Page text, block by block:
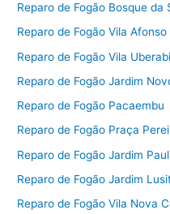
Reparo de Fogão Bosque da
Reparo de Fogão Vila Afonso
Reparo de Fogão Vila
Reparo de Fogão Jardim
Reparo de Fogão Pacaembu
Reparo de Fogão Praça
Reparo de Fogão Jardim
Reparo de Fogão Jardim
Reparo de Fogão Vila Nova